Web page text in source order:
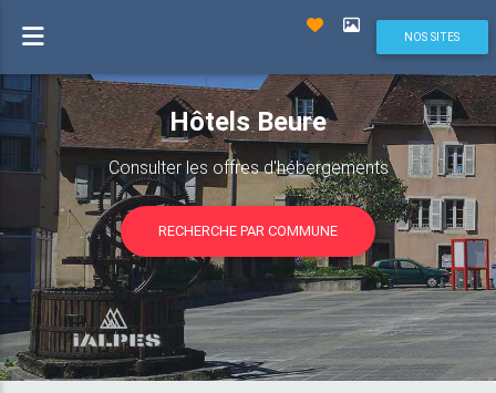
NOS SITES
Hôtels Beure
Consulter les offres d'hébergements
RECHERCHE PAR COMMUNE